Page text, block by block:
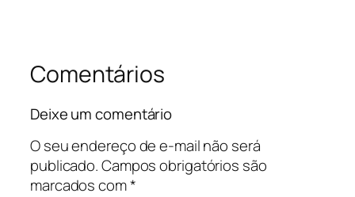
Comentários
Deixe um comentário
O seu endereço de e-mail não será
publicado.Campos obrigatórios são
marcados com*